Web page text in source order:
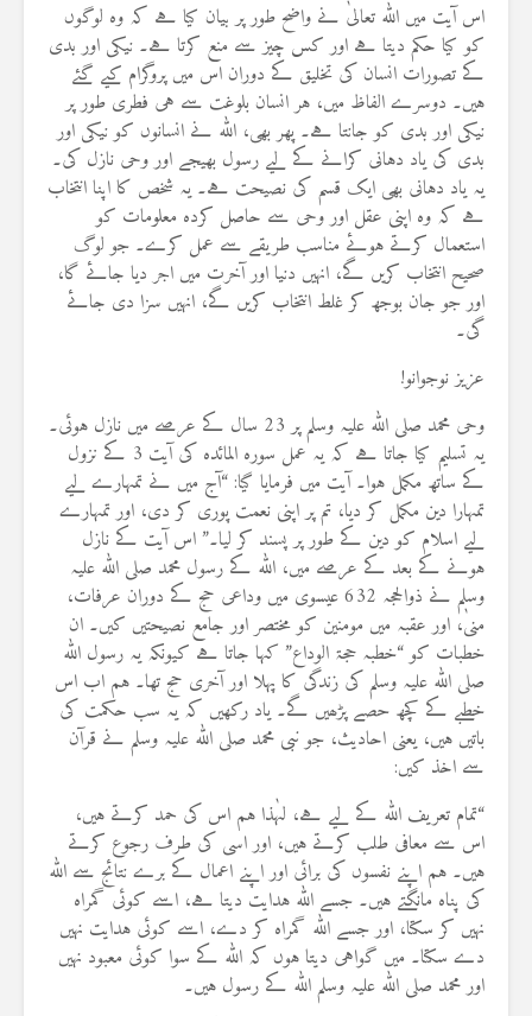
اس آیت میں اللہ تعالیٰ نے واضح طور پر بیان کیا ہے کہ وہ لوگوں
کو کیا حکم دیتا ہے اور کس چیز سے منع کرتا ہے۔ نیکی اور بدی
کے تصورات انسان کی تخلیق کے دوران اس میں پروگرام کیے گئے
ہیں۔ دوسرے الفاظ میں، ہر انسان بلوغت سے ہی فطری طور پر
نیکی اور بدی کو جانتا ہے۔ پھر بھی، اللہ نے انسانوں کو نیکی اور
بدی کی یاد دہانی کرانے کے لیے رسول بھیجے اور وحی نازل کی۔
یہ یاد دہانی بھی ایک قسم کی نصیحت ہے۔ یہ شخص کا اپنا انتخاب
ہے کہ وہ اپنی عقل اور وحی سے حاصل کردہ معلومات کو
استعمال کرتے ہوئے مناسب طریقے سے عمل کرے۔ جو لوگ
صحیح انتخاب کریں گے، انہیں دنیا اور آخرت میں اجر دیا جائے گا،
اور جو جان بوجھ کر غلط انتخاب کریں گے، انہیں سزا دی جائے
گی۔
عزیز نوجوانو!
وحی محمد صلی اللہ علیہ وسلم پر 23 سال کے عرصے میں نازل ہوئی۔
یہ تسلیم کیا جاتا ہے کہ یہ عمل سورہ المائدہ کی آیت 3 کے نزول
کے ساتھ مکمل ہوا۔ آیت میں فرمایا گیا: “آج میں نے تمہارے لیے
تمہارا دین مکمل کر دیا، تم پر اپنی نعمت پوری کر دی، اور تمہارے
لیے اسلام کو دین کے طور پر پسند کر لیا۔” اس آیت کے نازل
ہونے کے بعد کے عرصے میں، اللہ کے رسول محمد صلی اللہ علیہ
وسلم نے ذوالحجہ 632 عیسوی میں وداعی حج کے دوران عرفات،
منیٰ، اور عقبہ میں مومنین کو مختصر اور جامع نصیحتیں کیں۔ ان
خطبات کو “خطبہ حجۃ الوداع” کہا جاتا ہے کیونکہ یہ رسول اللہ
صلی اللہ علیہ وسلم کی زندگی کا پہلا اور آخری حج تھا۔ ہم اب اس
خطبے کے کچھ حصے پڑھیں گے۔ یاد رکھیں کہ یہ سب حکمت کی
باتیں ہیں، یعنی احادیث، جو نبی محمد صلی اللہ علیہ وسلم نے قرآن
سے اخذ کیں:
“تمام تعریف اللہ کے لیے ہے، لہٰذا ہم اس کی حمد کرتے ہیں،
اس سے معافی طلب کرتے ہیں، اور اسی کی طرف رجوع کرتے
ہیں۔ ہم اپنے نفسوں کی برائی اور اپنے اعمال کے برے نتائج سے اللہ
کی پناہ مانگتے ہیں۔ جسے اللہ ہدایت دیتا ہے، اسے کوئی گمراہ
نہیں کر سکتا، اور جسے اللہ گمراہ کر دے، اسے کوئی ہدایت نہیں
دے سکتا۔ میں گواہی دیتا ہوں کہ اللہ کے سوا کوئی معبود نہیں
اور محمد صلی اللہ علیہ وسلم اللہ کے رسول ہیں۔